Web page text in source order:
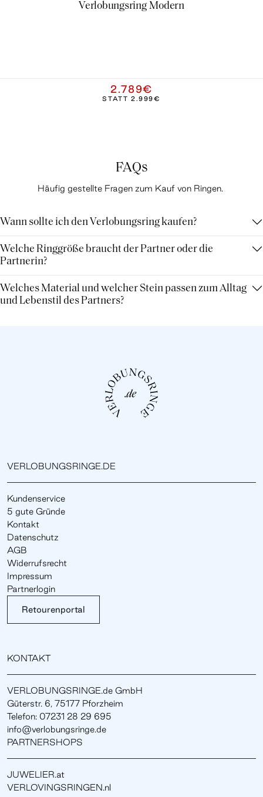
Verlobungsring Modern
2.789€
STATT 2.999€
FAQs
Häufig gestellte Fragen zum Kauf von Ringen.
Wann sollte ich den Verlobungsring kaufen?
Welche Ringgröße braucht der Partner oder die
Partnerin?
Welches Material und welcher Stein passen zum Alltag
und Lebenstil des Partners?
VERLOBUNGSRINGE.DE
Kundenservice
5 gute Gründe
Kontakt
Datenschutz
AGB
Widerrufsrecht
Impressum
Partnerlogin
Retourenportal
KONTAKT
VERLOBUNGSRINGE.de GmbH
Güterstr. 6, 75177 Pforzheim
Telefon: 07231 28 29 695
info@verlobungsringe.de
PARTNERSHOPS
JUWELIER.at
VERLOVINGSRINGEN.nl